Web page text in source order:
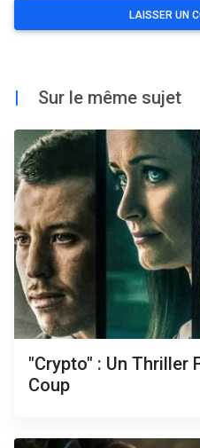
| Sur le même sujet
"Crypto" : Un Thriller
Coup